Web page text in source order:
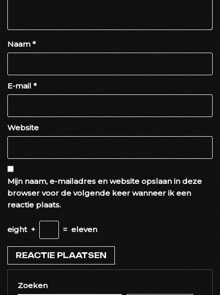
Naam *
E-mail *
Website
Mijn naam, e-mailadres en website opslaan in deze
browser voor de volgende keer wanneer ik een
reactie plaats.
eight + = eleven
Zoeken